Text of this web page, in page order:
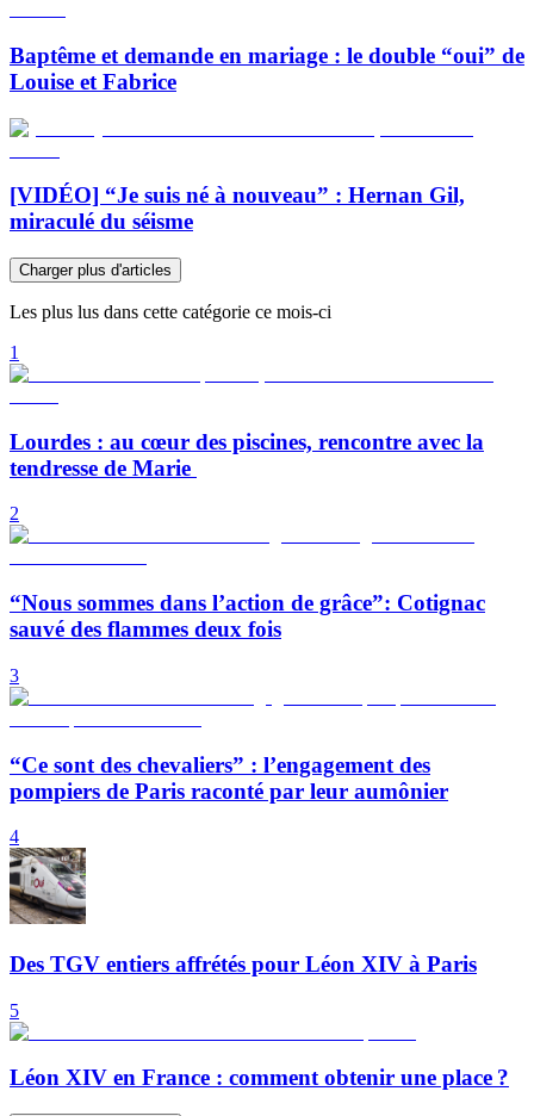
Baptême et demande en mariage : le double “oui” de
Louise et Fabrice
[VIDÉO] “Je suis né à nouveau” : Hernan Gil,
miraculé du séisme
Charger plus d'articles
Les plus lus dans cette catégorie ce mois-ci
1
Lourdes : au cœur des piscines, rencontre avec la
tendresse de Marie
2
“Nous sommes dans l’action de grâce”: Cotignac
sauvé des flammes deux fois
3
“Ce sont des chevaliers” : l’engagement des
pompiers de Paris raconté par leur aumônier
4
Des TGV entiers affrétés pour Léon XIV à Paris
5
Léon XIV en France : comment obtenir une place ?